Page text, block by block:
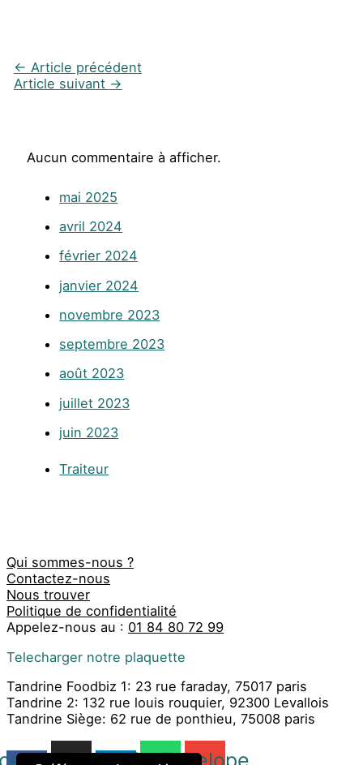
← Article précédent
Article suivant →
Aucun commentaire à afficher.
mai 2025
avril 2024
février 2024
janvier 2024
novembre 2023
septembre 2023
août 2023
juillet 2023
juin 2023
Traiteur
Qui sommes-nous ?
Contactez-nous
Nous trouver
Politique de confidentialité
Appelez-nous au : 01 84 80 72 99
Telecharger notre plaquette
Tandrine Foodbiz 1: 23 rue faraday, 75017 paris
Tandrine 2: 132 rue louis rouquier, 92300 Levallois
Tandrine Siège: 62 rue de ponthieu, 75008 paris
Instagram
Linkedin-
Whatsapp
Envelope